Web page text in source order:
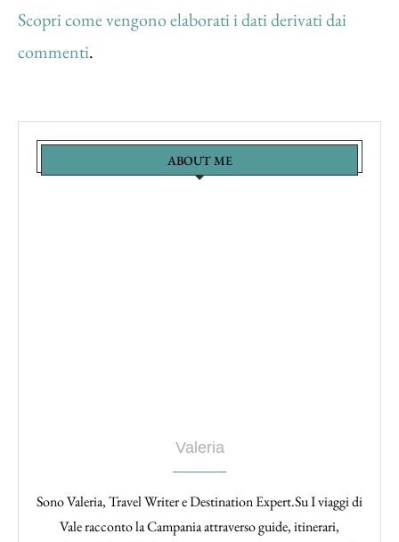
Scopri come vengono elaborati i dati derivati dai
commenti.
ABOUT ME
Valeria
Sono Valeria, Travel Writer e Destination Expert.Su I viaggi di
Vale racconto la Campania attraverso guide, itinerari,